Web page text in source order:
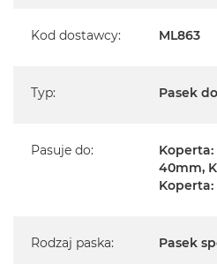
Kod dostawcy: ML863
Typ: Pasek
Pasuje do:
40mm,
Rodzaj paska: Pasek